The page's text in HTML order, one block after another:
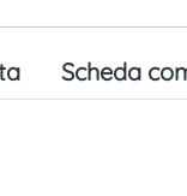
Scheda